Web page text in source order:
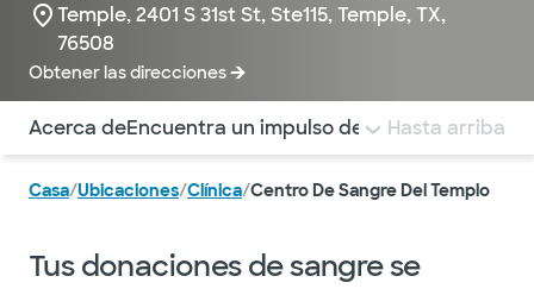
Temple, 2401 S 31st St, Ste115, Temple, TX,
76508
Obtener las direcciones
Utilice esta navegación para saltar rápidamente a
Acerca deEncuentra un impulso de sangreSorteos
Hasta arriba
Casa/Ubicaciones/Clínica/Centro De Sangre Del Templo
Tus donaciones de sangre se